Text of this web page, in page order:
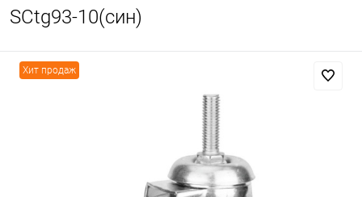
SCtg93-10(син)
Хит продаж